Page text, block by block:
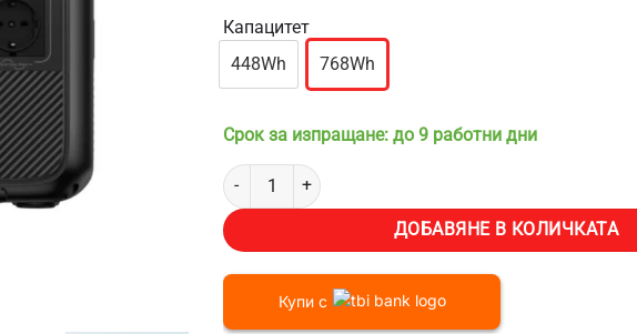
Капацитет
448Wh
768Wh
Срок за изпращане: до 9 работни дни
количество за Преносима зарядна станция BLUETTI
ДОБАВЯНЕ В КОЛИЧКАТА
Купи с